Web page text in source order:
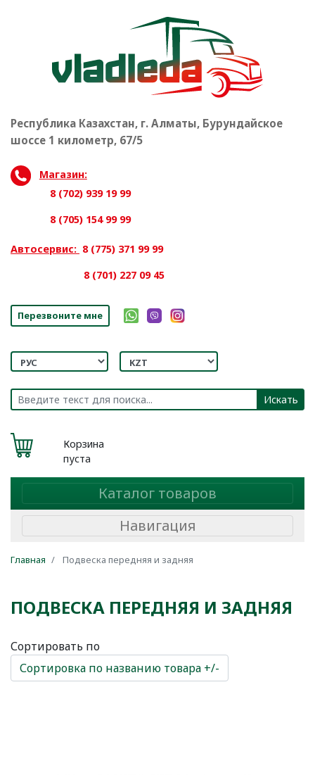
Республика Казахстан, г. Алматы, Бурундайское
шоссе 1 километр, 67/5
Магазин:
8 (702) 939 19 99
8 (705) 154 99 99
Автосервис: 8 (775) 371 99 99
8 (701) 227 09 45
Перезвоните мне
Искать
Корзина
пуста
Каталог товаров
Навигация
Главная Подвеска передняя и задняя
ПОДВЕСКА ПЕРЕДНЯЯ И ЗАДНЯЯ
Сортировать по
Сортировка по названию товара +/-